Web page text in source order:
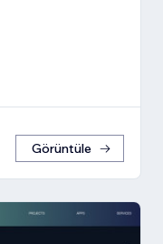
Görüntüle